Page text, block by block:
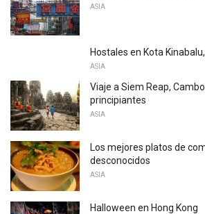
ASIA
Hostales en Kota
ASIA
Viaje a Siem Reap,
principiantes
ASIA
Los mejores platos de
desconocidos
ASIA
Halloween en Hong Kong